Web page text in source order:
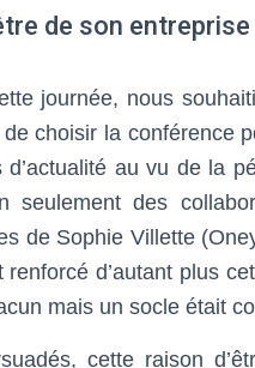
de son entreprise
journée, nous
choisir la conférence
au vu de la
seulement des
de Sophie Villette
d’autant plus
mais un socle était
cette raison